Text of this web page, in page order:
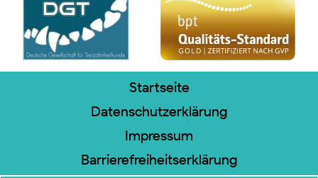
Startseite
Datenschutzerklärung
Impressum
Barrierefreiheitserklärung